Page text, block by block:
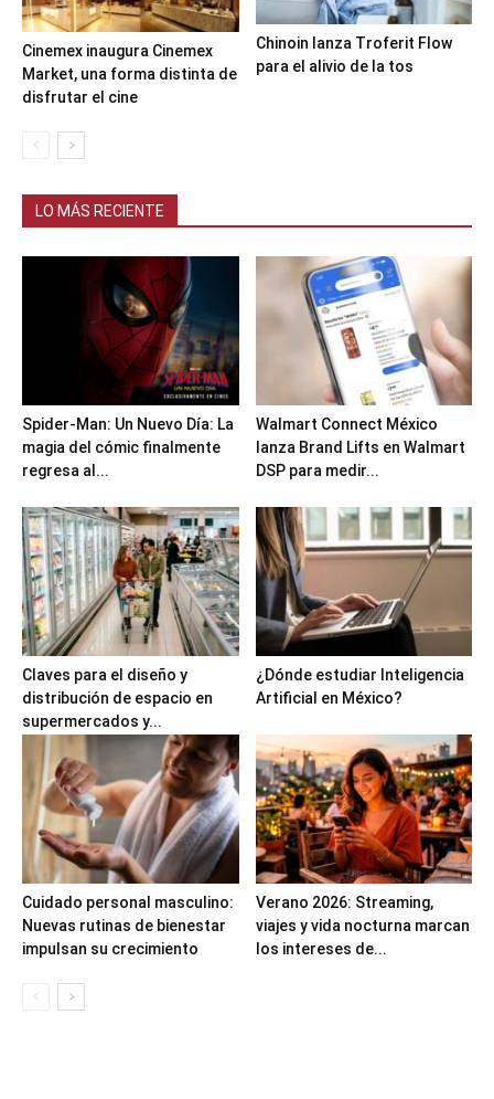
Cinemex inaugura Cinemex
Market, una forma distinta de
disfrutar el cine
Chinoin lanza Troferit Flow
para el alivio de la tos
LO MÁS RECIENTE
Spider-Man: Un Nuevo Día: La
magia del cómic finalmente
regresa al...
Walmart Connect México
lanza Brand Lifts en Walmart
DSP para medir...
Claves para el diseño y
distribución de espacio en
supermercados y...
¿Dónde estudiar Inteligencia
Artificial en México?
Cuidado personal masculino:
Nuevas rutinas de bienestar
impulsan su crecimiento
Verano 2026: Streaming,
viajes y vida nocturna marcan
los intereses de...